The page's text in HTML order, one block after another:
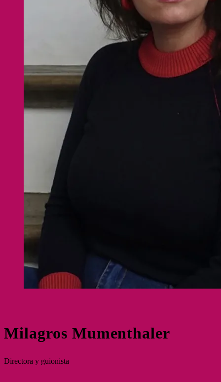
Milagros Mumenthaler
Directora y guionista